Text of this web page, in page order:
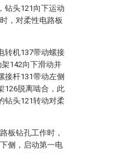
钻头121向下运动
，对柔性电路板
转机137带动螺接
142向下滑动并
接杆131带动左侧
126脱离啮合，此
钻头121转动对柔
板钻孔工作时，
侧，启动第一电